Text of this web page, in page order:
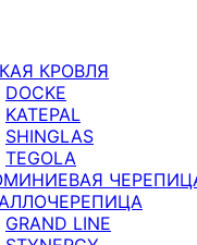
КРОВЛЯ
DOCKE
KATEPAL
SHINGLAS
TEGOLA
GRAND LINE